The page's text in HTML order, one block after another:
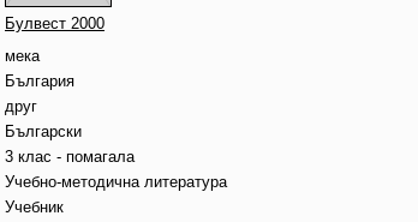
Булвест 2000
мека
България
друг
Български
3 клас - помагала
Учебно-методична литература
Учебник